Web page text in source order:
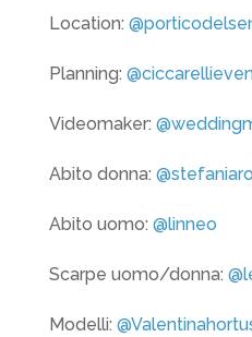
Location:
Planning:
Videomaker:
Abito donna:
Abito uomo: @linneo
Scarpe uomo/donna:
Modelli: